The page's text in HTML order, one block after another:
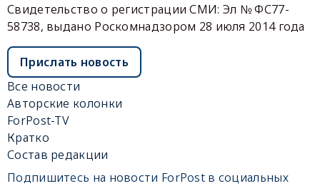
Свидетельство о регистрации СМИ: Эл № ФС77-
58738, выдано Роскомнадзором 28 июля 2014 года
Прислать новость
Все новости
Авторские колонки
ForPost-TV
Кратко
Состав редакции
Подпишитесь на новости ForPost в социальных